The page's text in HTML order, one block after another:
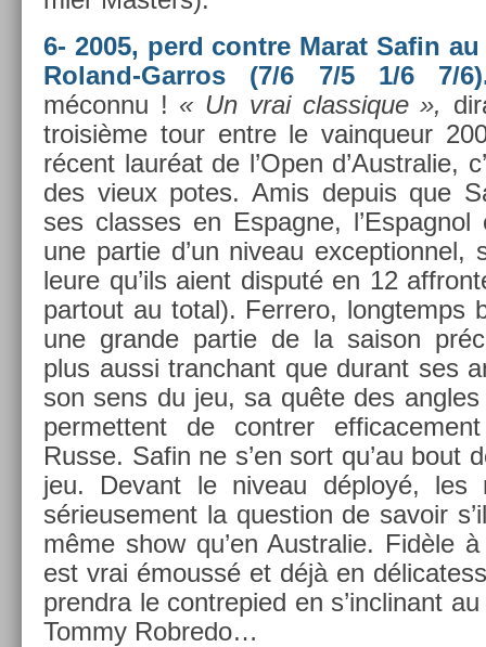
6- 2005, perd con­tre Marat Safin
Roland-Garros (7/6 7/5 1/6 7/
méconnu ! « Un vrai clas­sique »,
troisiè­me tour entre le vain­queur
récent lauréat de l’Open d’Australie,
des vieux potes. Amis de­puis que
ses clas­ses en Es­pagne,
une par­tie d’un niveau
leure qu’ils aient dis­puté en 12
par­tout au total). Fer­rero, longtemps
une gran­de par­tie de la saison
plus aussi tranchant que durant ses
son sens du jeu, sa quête des
per­met­tent de con­tr­er
Russe. Safin ne s’en sort qu’au bout
jeu. De­vant le niveau déployé, les
sérieuse­ment la ques­tion de savoir
même show qu’en Australie. Fidèle
est vrai émoussé et déjà en
pre­ndra le con­trepied en s’inclinant
Tommy Rob­redo…